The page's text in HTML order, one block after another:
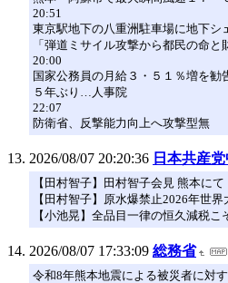
20:51
東京駅地下の八重洲駐車場に地下シ
「弾道ミサイル攻撃から都民の命と
20:00
国家公務員の月給３・５１％増を勧
５年ぶり…人事院
22:07
防衛省、反撃能力向上へ攻撃型無
2026/08/07 20:20:36 日本共産
【田村智子】田村智子会見 熊本に
【田村智子】原水爆禁止2026年世
【小池晃】全品目一律の恒久減税こ
2026/08/07 17:33:09 総務省
令和8年熊本地震による被災者に対